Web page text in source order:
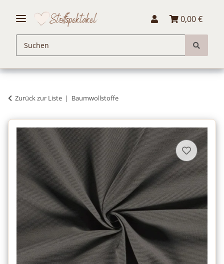
0,00 €
Zurück zur Liste Baumwollstoffe